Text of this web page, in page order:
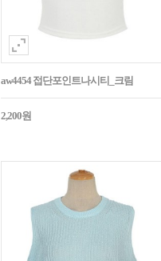
aw4454 접단포인트나시티_크림
2,200원